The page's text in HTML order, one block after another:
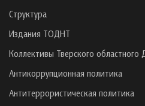
Структура
Издания ТОДНТ
Коллективы Тверского
Антикоррупционная политика
Антитеррористическая политика